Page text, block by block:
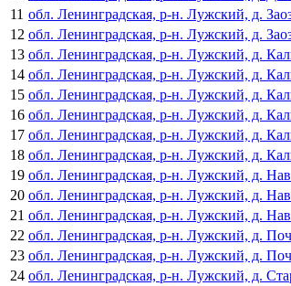
11 обл. Ленинградская, р-н. Лужский, д.
12 обл. Ленинградская, р-н. Лужский, д.
13 обл. Ленинградская, р-н. Лужский, д.
14 обл. Ленинградская, р-н. Лужский, д.
15 обл. Ленинградская, р-н. Лужский, д.
16 обл. Ленинградская, р-н. Лужский, д.
17 обл. Ленинградская, р-н. Лужский, д.
18 обл. Ленинградская, р-н. Лужский, д.
19 обл. Ленинградская, р-н. Лужский, д.
20 обл. Ленинградская, р-н. Лужский, д.
21 обл. Ленинградская, р-н. Лужский, д.
22 обл. Ленинградская, р-н. Лужский, д.
23 обл. Ленинградская, р-н. Лужский, д.
24 обл. Ленинградская, р-н. Лужский, д.